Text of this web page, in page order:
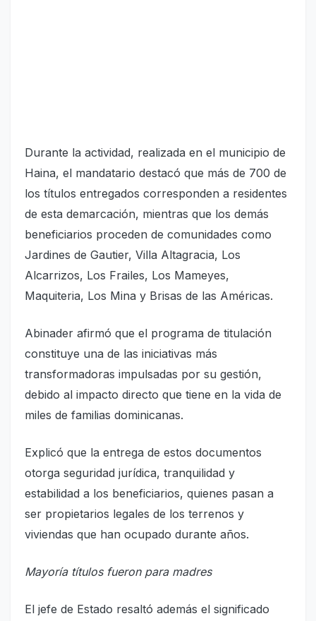
Durante la actividad, realizada en el municipio de
Haina, el mandatario destacó que más de 700 de
los títulos entregados corresponden a residentes
de esta demarcación, mientras que los demás
beneficiarios proceden de comunidades como
Jardines de Gautier, Villa Altagracia, Los
Alcarrizos, Los Frailes, Los Mameyes,
Maquiteria, Los Mina y Brisas de las Américas.
Abinader afirmó que el programa de titulación
constituye una de las iniciativas más
transformadoras impulsadas por su gestión,
debido al impacto directo que tiene en la vida de
miles de familias dominicanas.
Explicó que la entrega de estos documentos
otorga seguridad jurídica, tranquilidad y
estabilidad a los beneficiarios, quienes pasan a
ser propietarios legales de los terrenos y
viviendas que han ocupado durante años.
Mayoría títulos fueron para madres
El jefe de Estado resaltó además el significado